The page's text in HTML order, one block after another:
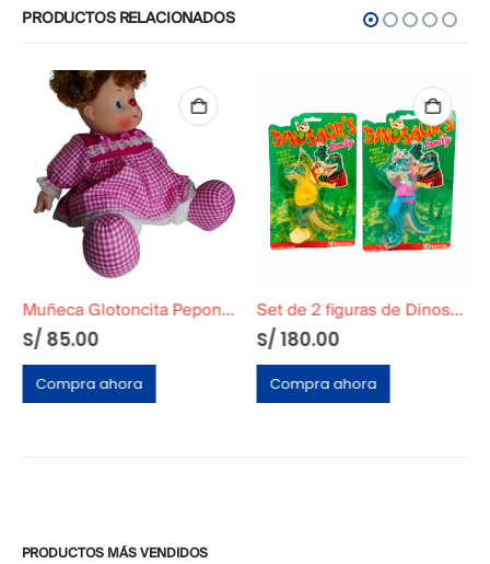
PRODUCTOS RELACIONADOS
Muñeca Glotoncita Pepona Vestido Fucsia
S/ 85.00
Compra ahora
Set de 2 figuras de Dinosaurio Sellados en Blíster
S/180.00
Compra ahora
PRODUCTOS MÁS VENDIDOS